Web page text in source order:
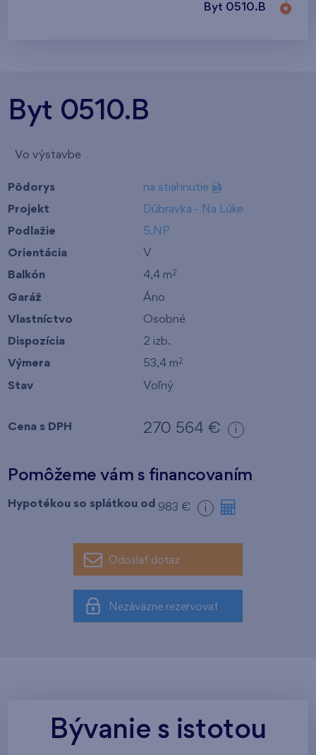
Byt 0510.B
Byt 0510.B
Vo výstavbe
Pôdorys na stiahnutie
Projekt Dúbravka - Na Lúke
Podlažie 5.NP
Orientácia V
Balkón 4,4 m2
Garáž Áno
Vlastníctvo Osobné
Dispozícia 2 izb.
Výmera 53,4 m2
Stav Voľný
Cena s DPH 270 564 € i
Pomôžeme vám s financovaním
Hypotékou so splátkou od 983 € i
Odoslať dotaz
Nezáväzne rezervovať
Bývanie s istotou